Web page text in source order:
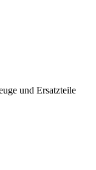
und Ersatzteile